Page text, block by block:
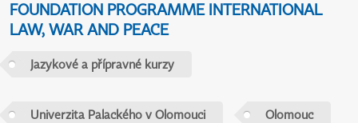
FOUNDATION PROGRAMME INTERNATIONAL
LAW, WAR AND PEACE
Jazykové a přípravné kurzy
Univerzita Palackého v Olomouci Olomouc